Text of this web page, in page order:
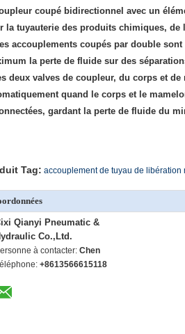
coupé bidirectionnel avec un
la tuyauterie des produits chimiques, de
accouplements coupés par double
la perte de fluide sur des
deux valves de coupleur, du corps et
quand le corps et le
gardant la perte de fluide du
Tag: accouplement de tuyau de libération
Qianyi Pneumatic &
Co.,Ltd.
à contacter: Chen
+8613566615118